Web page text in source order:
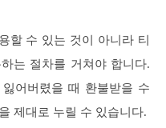
할 수 있는 것이 아니라 티
는 절차를 거쳐야 합니다.
어버렸을 때 환불받을 수
제대로 누릴 수 있습니다.